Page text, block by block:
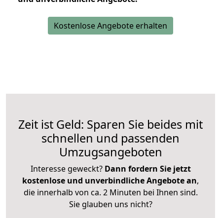
Kostenlose Angebote erhalten
Zeit ist Geld: Sparen Sie beides mit
schnellen und passenden
Umzugsangeboten
Interesse geweckt? Dann fordern Sie jetzt
kostenlose und unverbindliche Angebote an,
die innerhalb von ca. 2 Minuten bei Ihnen sind.
Sie glauben uns nicht?